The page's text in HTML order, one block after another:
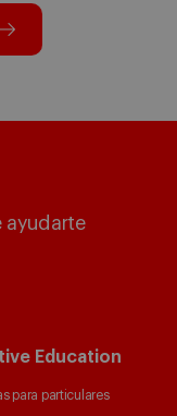
ayudarte
Education
para particulares